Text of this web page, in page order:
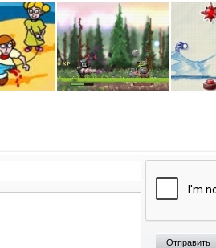
Отправить